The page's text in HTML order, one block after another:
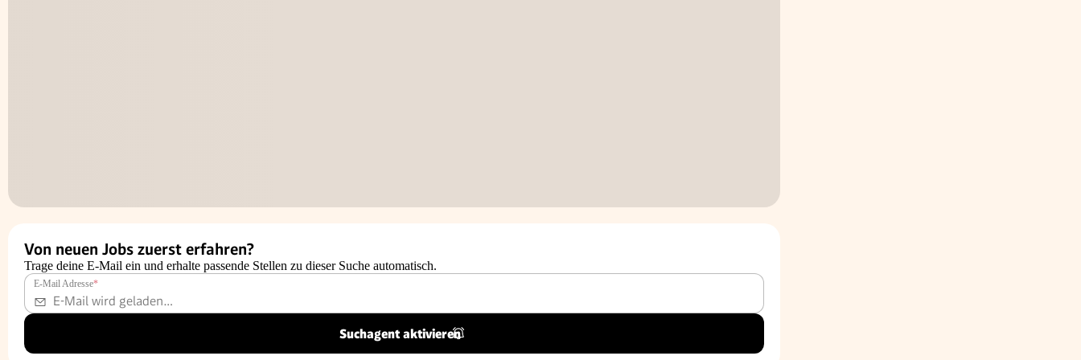
Von neuen Jobs zuerst erfahren?
Trage deine E-Mail ein und erhalte passende Stellen zu dieser Suche automatisch.
E-Mail Adresse*
Suchagent aktivieren